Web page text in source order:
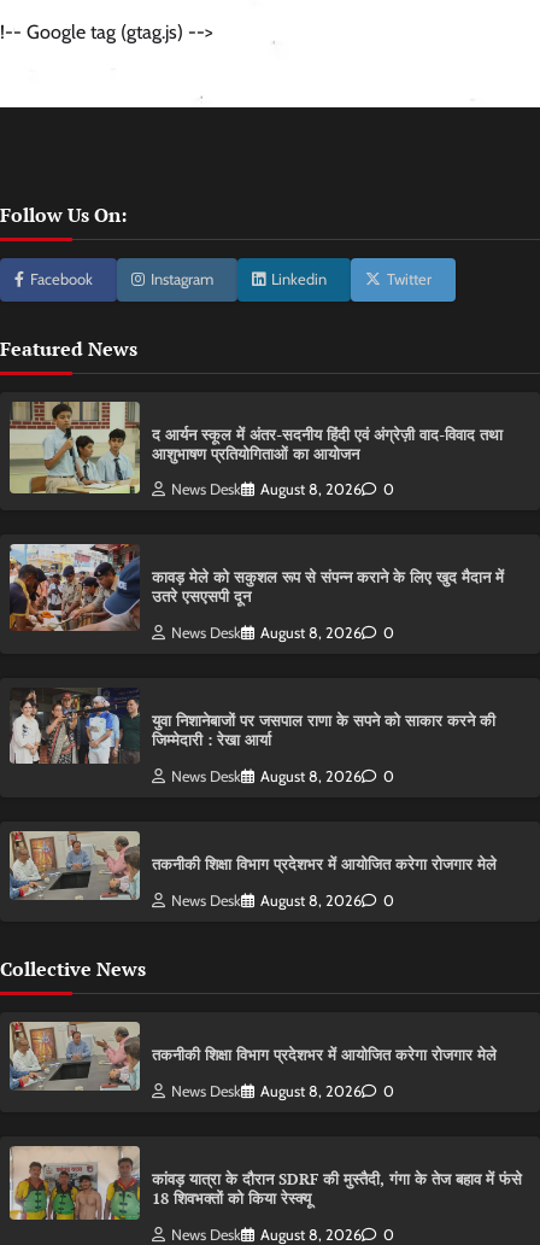
!-- Google tag (gtag.js) -->
Follow Us On:
Facebook Instagram Linkedin Twitter
Featured News
द आर्यन स्कूल में अंतर-सदनीय हिंदी एवं अंग्रेज़ी वाद-विवाद तथा
आशुभाषण प्रतियोगिताओं का आयोजन
News Desk August 8, 2026 0
कावड़ मेले को सकुशल रूप से संपन्न कराने के लिए खुद मैदान में
उतरे एसएसपी दून
News Desk August 8, 2026 0
युवा निशानेबाजों पर जसपाल राणा के सपने को साकार करने की
जिम्मेदारी : रेखा आर्या
News Desk August 8, 2026 0
तकनीकी शिक्षा विभाग प्रदेशभर में आयोजित करेगा रोजगार मेले
News Desk August 8, 2026 0
Collective News
तकनीकी शिक्षा विभाग प्रदेशभर में आयोजित करेगा रोजगार मेले
News Desk August 8, 2026 0
कांवड़ यात्रा के दौरान SDRF की मुस्तैदी, गंगा के तेज बहाव में फंसे
18 शिवभक्तों को किया रेस्क्यू
News Desk August 8, 2026 0